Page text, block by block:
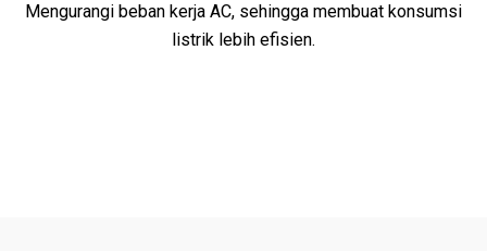
Mengurangi beban kerja AC, sehingga membuat konsumsi
listrik lebih efisien.